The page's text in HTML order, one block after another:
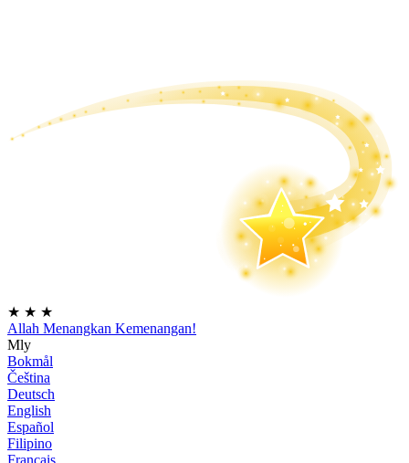
★ ★ ★
Allah Menangkan Kemenangan!
Mly
Bokmål
Čeština
Deutsch
English
Español
Filipino
Français